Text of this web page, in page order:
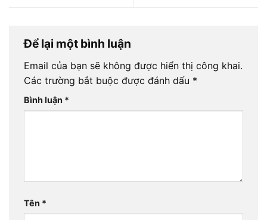
Để lại một bình luận
Email của bạn sẽ không được hiển thị công khai.
Các trường bắt buộc được đánh dấu *
Bình luận *
Tên *